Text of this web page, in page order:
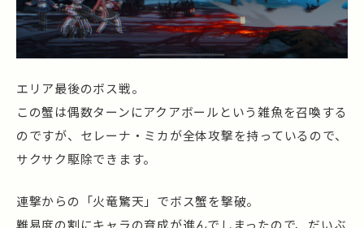
エリア最後のボス戦。
この蟹は偶数ターンにアクアボールという雑魚を召喚する
のですが、セレーナ・ミカが全体攻撃を持っているので、
サクサク駆除できます。
連撃からの「火竜驚天」でボス蟹を撃破。
難易度の割にキャラの育成が進んでしまったので、だいぶ